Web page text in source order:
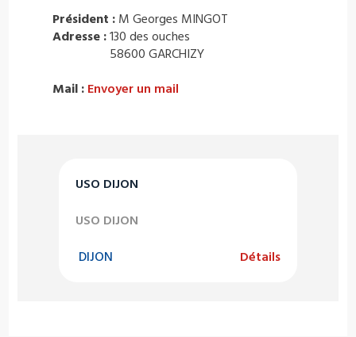
USO DIJON
USO DIJON
DIJON Détails
Président : M Georges MINGOT
Adresse :130 des ouches
58600 GARCHIZY
Mail : Envoyer un mail